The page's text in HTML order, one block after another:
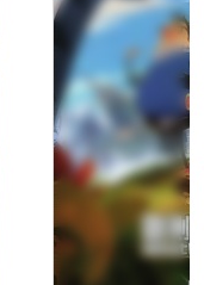
險